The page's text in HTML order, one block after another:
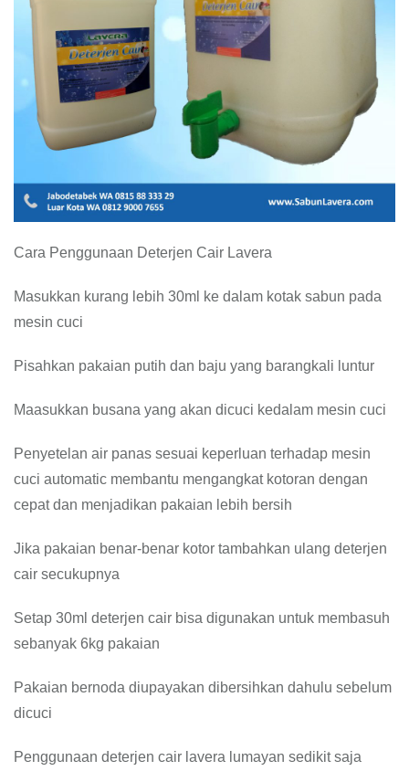
Cara Penggunaan Deterjen Cair Lavera
Masukkan kurang lebih 30ml ke dalam kotak sabun pada
mesin cuci
Pisahkan pakaian putih dan baju yang barangkali luntur
Maasukkan busana yang akan dicuci kedalam mesin cuci
Penyetelan air panas sesuai keperluan terhadap mesin
cuci automatic membantu mengangkat kotoran dengan
cepat dan menjadikan pakaian lebih bersih
Jika pakaian benar-benar kotor tambahkan ulang deterjen
cair secukupnya
Setap 30ml deterjen cair bisa digunakan untuk membasuh
sebanyak 6kg pakaian
Pakaian bernoda diupayakan dibersihkan dahulu sebelum
dicuci
Penggunaan deterjen cair lavera lumayan sedikit saja